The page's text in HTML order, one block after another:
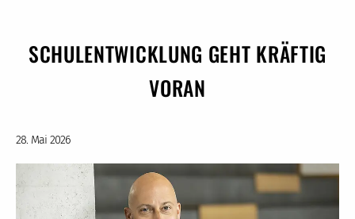
SCHULENTWICKLUNG GEHT KRÄFTIG
VORAN
28. Mai 2026